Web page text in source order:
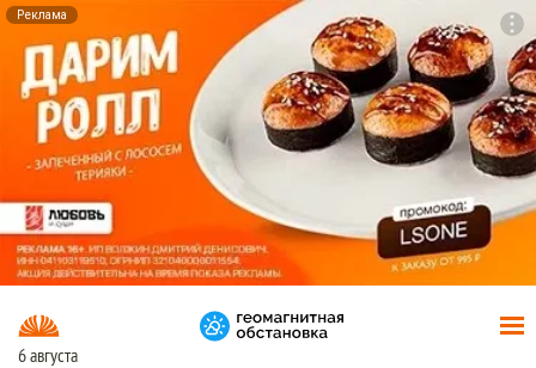
Реклама
6 августа